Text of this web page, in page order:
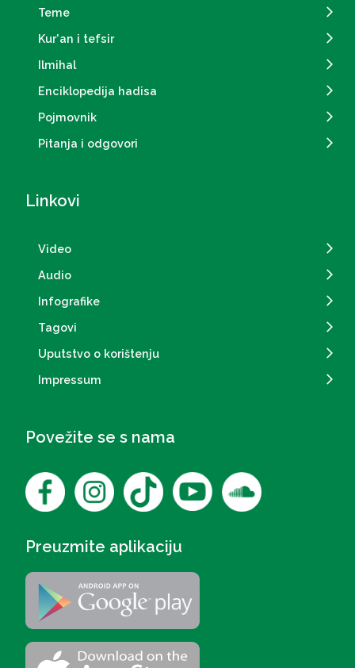
Teme
Kur'an i tefsir
Ilmihal
Enciklopedija hadisa
Pojmovnik
Pitanja i odgovori
Linkovi
Video
Audio
Infografike
Tagovi
Uputstvo o korištenju
Impressum
Povežite se s nama
Preuzmite aplikaciju